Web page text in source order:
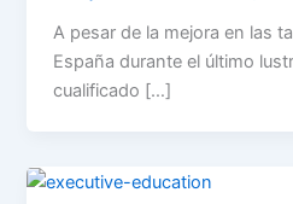
A pesar de la mejora en las
España durante el último
cualificado […]